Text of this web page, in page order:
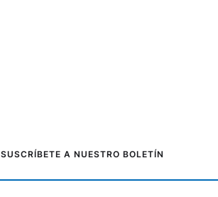
SUSCRÍBETE A NUESTRO BOLETÍN